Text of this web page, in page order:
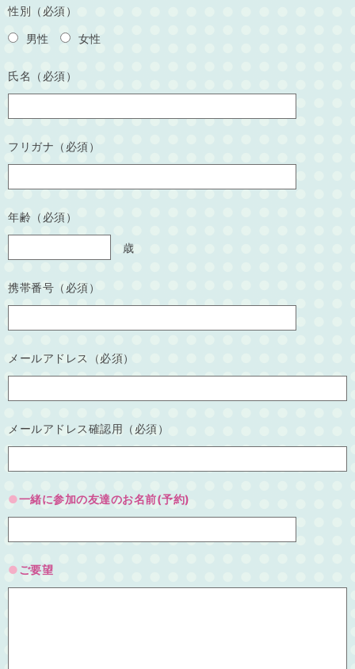
性別（必須）
男性 女性
氏名（必須）
フリガナ（必須）
年齢（必須）
歳
携帯番号（必須）
メールアドレス（必須）
メールアドレス確認用（必須）
一緒に参加の友達のお名前(予約)
ご要望